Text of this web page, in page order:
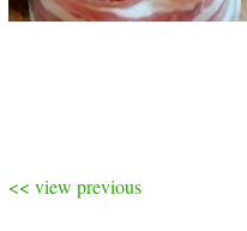
<< view previous